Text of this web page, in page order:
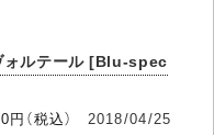
ォルテール [Blu-spec
（税込） 2018/04/25